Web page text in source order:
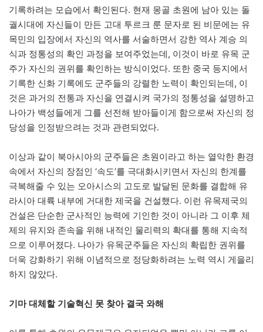
기록하려는 모습에서 확인된다. 현재 몽골 초원에 남아 있는 돌
궐시대에 자신들이 만든 고대 투르크 룬 문자로 된 비문에는 유
목민의 입장에서 자신의 역사를 서술하면서 강한 역사 계승 의
식과 정통성의 확인 과정을 보여주었는데, 이것이 바로 유목 군
주가 자신의 권위를 확인하는 방식이었다. 또한 중국 등지에서
기록한 신화 기록에도 군주들의 강렬한 노력이 확인되는데, 이
것은 과거의 전통과 자신을 연결시켜 국가의 정통성을 설명하고
나아가 백성들에게 그를 선전해 받아들이게 함으로써 자신의 정
당성을 인정받으려는 것과 관련되었다.
이상과 같이 북아시아의 군주들은 초원이라고 하는 열악한 환경
속에서 자신의 장점인 ‘속도’를 극대화시키면서 자신의 한계를
극복해줄 수 있는 오아시스의 고도로 발달된 문화를 결합해 유
라시아 대륙 내부에 거대한 제국을 건설했다. 이런 유목제국의
건설은 단순한 군사적인 능력에 기인한 것이 아니라 그 이후 체
제의 유지와 존속을 위해 내적인 물리력의 확대를 통해 지속적
으로 이루어졌다. 나아가 유목군주들은 자신의 확립한 권위를
더욱 강화하기 위해 이념적으로 정당화하려는 노력 역시 게을리
하지 않았다.
기마 대체할 기술혁신 못 찾아 결국 와해